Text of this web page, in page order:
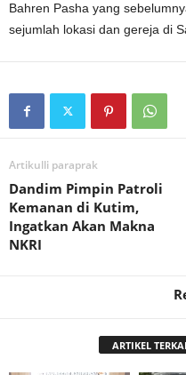
Bahren Pasha yang
sejumlah lokasi dan gereja di
Artikulli paraprak
Dandim Pimpin Patroli
Kemanan di Kutim,
Ingatkan Akan Makna
NKRI
ARTIKEL